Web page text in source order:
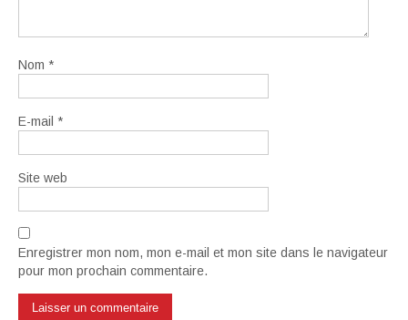
Nom *
E-mail *
Site web
Enregistrer mon nom, mon e-mail et mon site dans le navigateur
pour mon prochain commentaire.